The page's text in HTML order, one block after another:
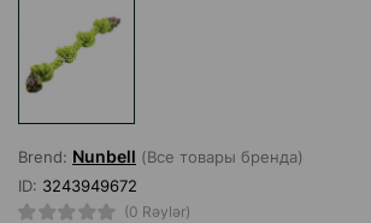
Brend: Nunbell (Все товары бренда)
ID: 3243949672
(0 Rəylər)